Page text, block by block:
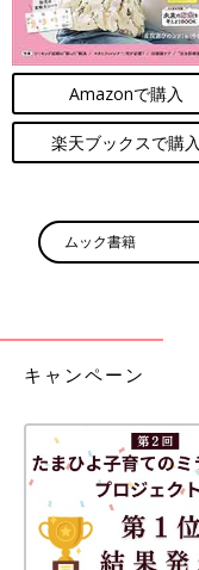
Amazonで購入
楽天ブックスで購入
ムック書籍
キャンペーン